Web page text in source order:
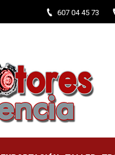
607 04 45 73
RECAMBIOS EXPORTACIÓN